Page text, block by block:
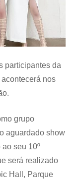
participantes da
acontecerá nos
grupo
aguardado show
seu 10º
será realizado
Hall, Parque